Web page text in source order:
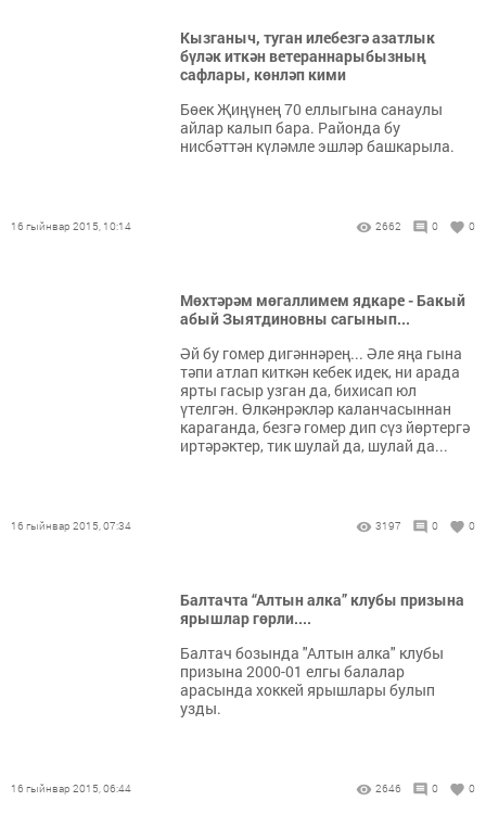
Кызганыч, туган илебезгә азатлык
бүләк иткән ветераннарыбызның
сафлары, көнләп кими
Бөек Җиңүнең 70 еллыгына санаулы
айлар калып бара. Районда бу
нисбәттән күләмле эшләр башкарыла.
16 гыйнвар 2015, 10:14 2662 0 0
Мөхтәрәм мөгаллимем ядкаре - Бакый
абый Зыятдиновны сагынып...
Әй бу гомер дигәннәрең... Әле яңа гына
тәпи атлап киткән кебек идек, ни арада
ярты гасыр узган да, бихисап юл
үтелгән. Өлкәнрәкләр каланчасыннан
караганда, безгә гомер дип сүз йөртергә
иртәрәктер, тик шулай да, шулай да...
16 гыйнвар 2015, 07:34 3197 0 0
Балтачта “Алтын алка” клубы призына
ярышлар гөрли....
Балтач бозында "Алтын алка" клубы
призына 2000-01 елгы балалар
арасында хоккей ярышлары булып
узды.
16 гыйнвар 2015, 06:44 2646 0 0